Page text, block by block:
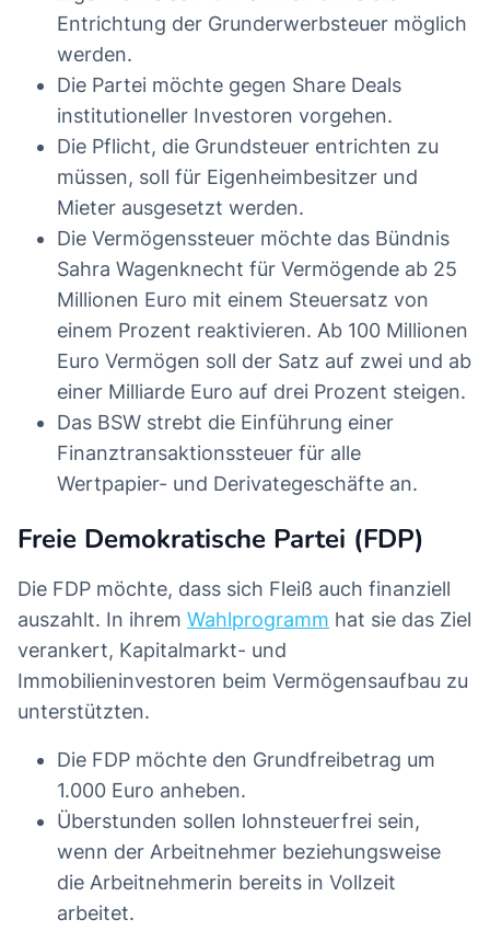
Entrichtung der Grunderwerbsteuer möglich
werden.
Die Partei möchte gegen Share Deals
institutioneller Investoren vorgehen.
Die Pflicht, die Grundsteuer entrichten zu
müssen, soll für Eigenheimbesitzer und
Mieter ausgesetzt werden.
Die Vermögenssteuer möchte das Bündnis
Sahra Wagenknecht für Vermögende ab 25
Millionen Euro mit einem Steuersatz von
einem Prozent reaktivieren. Ab 100 Millionen
Euro Vermögen soll der Satz auf zwei und ab
einer Milliarde Euro auf drei Prozent steigen.
Das BSW strebt die Einführung einer
Finanztransaktionssteuer für alle
Wertpapier- und Derivategeschäfte an.
Freie Demokratische Partei (FDP)
Die FDP möchte, dass sich Fleiß auch finanziell
auszahlt. In ihrem Wahlprogramm hat sie das Ziel
verankert, Kapitalmarkt- und
Immobilieninvestoren beim Vermögensaufbau zu
unterstützten.
Die FDP möchte den Grundfreibetrag um
1.000 Euro anheben.
Überstunden sollen lohnsteuerfrei sein,
wenn der Arbeitnehmer beziehungsweise
die Arbeitnehmerin bereits in Vollzeit
arbeitet.